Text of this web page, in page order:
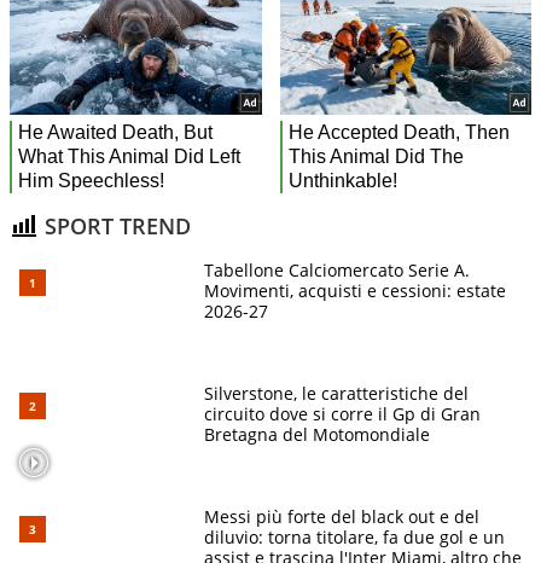
SPORT TREND
Tabellone Calciomercato Serie A.
Movimenti, acquisti e cessioni: estate
2026-27
Silverstone, le caratteristiche del
circuito dove si corre il Gp di Gran
Bretagna del Motomondiale
Messi più forte del black out e del
diluvio: torna titolare, fa due gol e un
assist e trascina l'Inter Miami, altro che